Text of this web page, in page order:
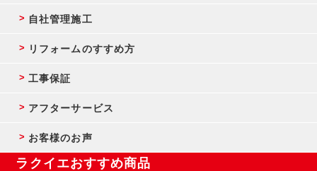
自社管理施工
リフォームのすすめ方
工事保証
アフターサービス
お客様のお声
ラクイエおすすめ商品